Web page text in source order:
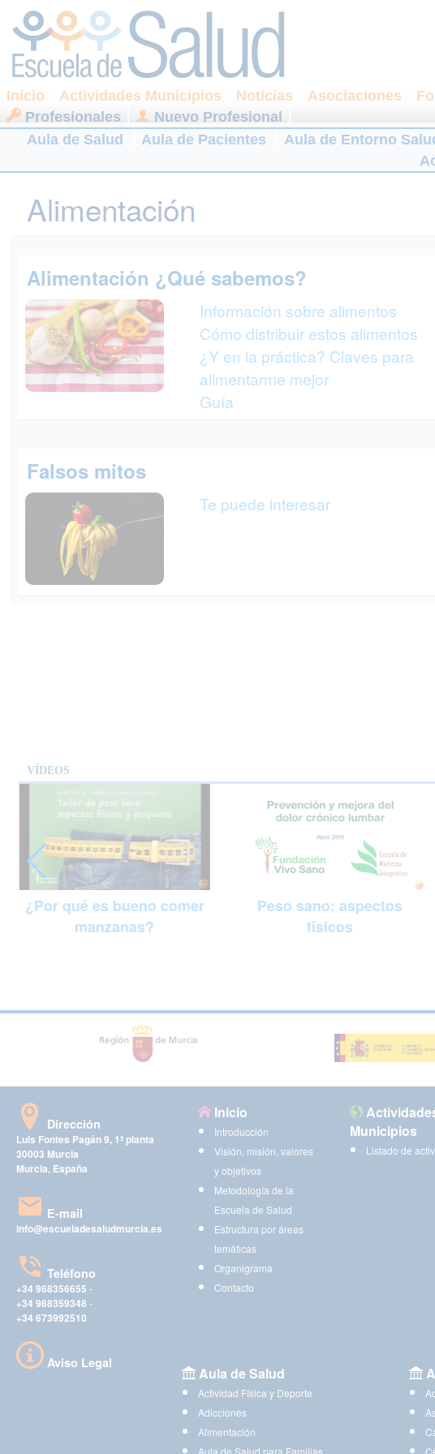
Inicio Actividades Municipios Noticias Asociaciones
Profesionales
Nuevo Profesional
Aula de Salud
Aula de Pacientes Aula de Entorno
Alimentación
Alimentación ¿Qué sabemos?
Información sobre alimentos
Cómo distribuir estos alimentos
¿Y en la práctica? Claves para
alimentarme mejor
Guía
Falsos mitos
Te puede interesar
VÍDEOS
¿Por qué es bueno comer
manzanas?
Peso sano: aspectos
físicos
Dirección
Luis Fontes Pagán 9, 1ª planta
30003 Murcia
Murcia, España
E-mail
info@escueladesaludmurcia.es
Teléfono
+34 968356655 -
+34 968359348 -
+34 673992510
Aviso Legal
Inicio
Introducción
Visión, misión, valores
y objetivos
Metodología de la
Escuela de Salud
Estructura por áreas
temáticas
Organigrama
Contacto
Municipios
Listado de
Aula de Salud
Actividad Física y Deporte
Adicciones
Alimentación
Aula de Salud para Familias